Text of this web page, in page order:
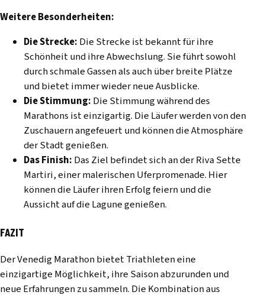
Weitere Besonderheiten:
Die Strecke: Die Strecke ist bekannt für ihre
Schönheit und ihre Abwechslung. Sie führt sowohl
durch schmale Gassen als auch über breite Plätze
und bietet immer wieder neue Ausblicke.
Die Stimmung: Die Stimmung während des
Marathons ist einzigartig. Die Läufer werden von den
Zuschauern angefeuert und können die Atmosphäre
der Stadt genießen.
Das Finish: Das Ziel befindet sich an der Riva Sette
Martiri, einer malerischen Uferpromenade. Hier
können die Läufer ihren Erfolg feiern und die
Aussicht auf die Lagune genießen.
FAZIT
Der Venedig Marathon bietet Triathleten eine
einzigartige Möglichkeit, ihre Saison abzurunden und
neue Erfahrungen zu sammeln. Die Kombination aus